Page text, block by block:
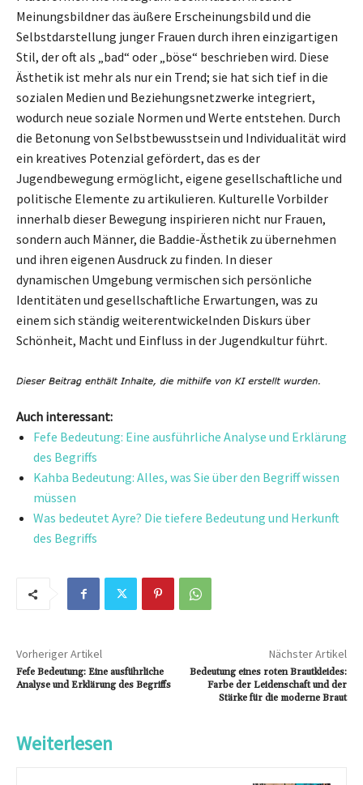
Meinungsbildner das äußere Erscheinungsbild und die
Selbstdarstellung junger Frauen durch ihren einzigartigen
Stil, der oft als „bad“ oder „böse“ beschrieben wird. Diese
Ästhetik ist mehr als nur ein Trend; sie hat sich tief in die
sozialen Medien und Beziehungsnetzwerke integriert,
wodurch neue soziale Normen und Werte entstehen. Durch
die Betonung von Selbstbewusstsein und Individualität wird
ein kreatives Potenzial gefördert, das es der
Jugendbewegung ermöglicht, eigene gesellschaftliche und
politische Elemente zu artikulieren. Kulturelle Vorbilder
innerhalb dieser Bewegung inspirieren nicht nur Frauen,
sondern auch Männer, die Baddie-Ästhetik zu übernehmen
und ihren eigenen Ausdruck zu finden. In dieser
dynamischen Umgebung vermischen sich persönliche
Identitäten und gesellschaftliche Erwartungen, was zu
einem sich ständig weiterentwickelnden Diskurs über
Schönheit, Macht und Einfluss in der Jugendkultur führt.
Auch interessant:
Fefe Bedeutung: Eine ausführliche Analyse und Erklärung
des Begriffs
Kahba Bedeutung: Alles, was Sie über den Begriff wissen
müssen
Was bedeutet Ayre? Die tiefere Bedeutung und Herkunft
des Begriffs
Vorheriger Artikel
Fefe Bedeutung: Eine ausführliche
Analyse und Erklärung des Begriffs
Nächster Artikel
Bedeutung eines roten Brautkleides:
Farbe der Leidenschaft und der
Stärke für die moderne Braut
Weiterlesen